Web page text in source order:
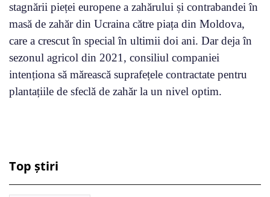
stagnării pieței europene a zahărului și contrabandei în
masă de zahăr din Ucraina către piața din Moldova,
care a crescut în special în ultimii doi ani. Dar deja în
sezonul agricol din 2021, consiliul companiei
intenționa să mărească suprafețele contractate pentru
plantațiile de sfeclă de zahăr la un nivel optim.
Top știri